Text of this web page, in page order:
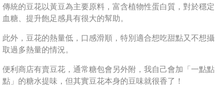
傳統的豆花以黃豆為主要原料，富含植物性蛋白質，對於穩定
血糖、提升飽足感具有很大的幫助。
此外，豆花的熱量低，口感滑順，特別適合想吃甜點又不想攝
取過多熱量的情況。
便利商店有賣豆花，通常糖包會另外附，我自己會加「一點點
點」的糖水提味，但其實豆花本身的豆味就很香了！